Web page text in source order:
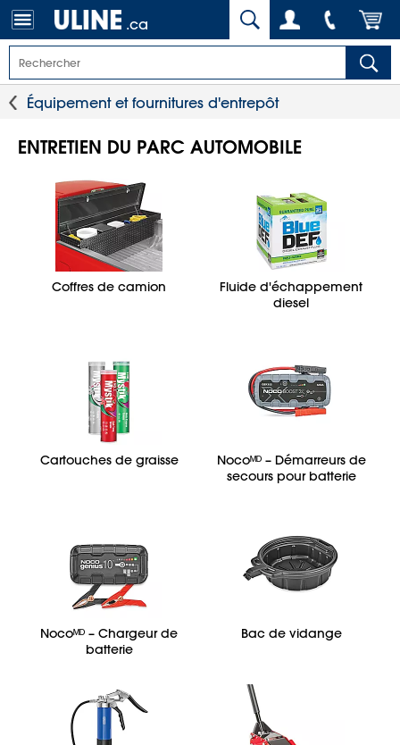
.ca
Équipement et fournitures d'entrepôt
ENTRETIEN DU PARC AUTOMOBILE
Coffres de camion
Fluide d'échappement
diesel
Cartouches de graisse
Nocoᴹᴰ – Démarreurs de
secours pour batterie
Nocoᴹᴰ – Chargeur de
batterie
Bac de vidange